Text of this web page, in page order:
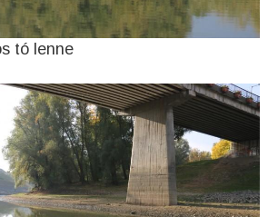
tó lenne